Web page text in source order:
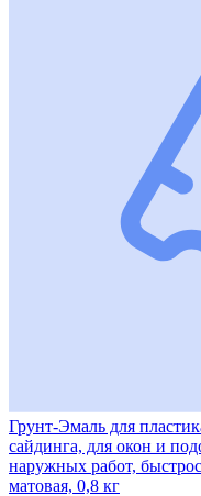
Грунт-Эмаль для
сайдинга, для окон и
наружных работ,
матовая, 0,8 кг